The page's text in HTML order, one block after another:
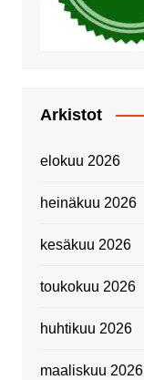
Arkistot
elokuu 2026
heinäkuu 2026
kesäkuu 2026
toukokuu 2026
huhtikuu 2026
maaliskuu 2026